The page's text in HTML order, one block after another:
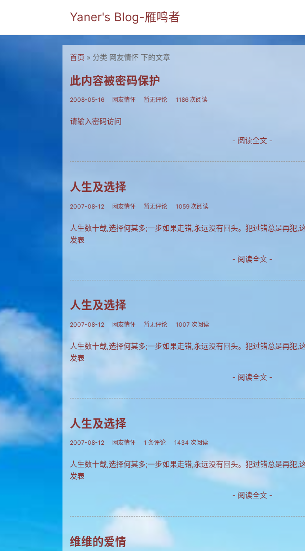
Yaner's Blog-雁鸣者
首页 » 分类 网友情怀 下的文章
此内容被密码保护
2008-05-16 网友情怀 暂无评论 1186 次阅读
请输入密码访问
- 阅读全文 -
人生及选择
2007-08-12 网友情怀 暂无评论 1059 次阅读
人生数十载,选择何其多;一步如果走错,永远没有回头。犯过错总是再犯,
发表
- 阅读全文 -
人生及选择
2007-08-12 网友情怀 暂无评论 1007 次阅读
人生数十载,选择何其多;一步如果走错,永远没有回头。犯过错总是再犯,
发表
- 阅读全文 -
人生及选择
2007-08-12 网友情怀 1 条评论 1434 次阅读
人生数十载,选择何其多;一步如果走错,永远没有回头。犯过错总是再犯,
发表
- 阅读全文 -
维维的爱情